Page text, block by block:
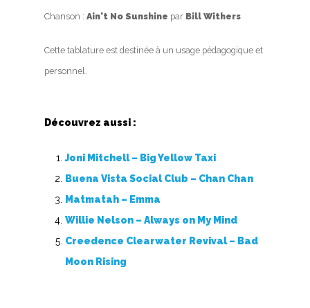
Chanson : Ain't No Sunshine par Bill Withers
Cette tablature est destinée à un usage pédagogique et
personnel.
Découvrez aussi :
Joni Mitchell – Big Yellow Taxi
Buena Vista Social Club – Chan Chan
Matmatah – Emma
Willie Nelson – Always on My Mind
Creedence Clearwater Revival – Bad
Moon Rising